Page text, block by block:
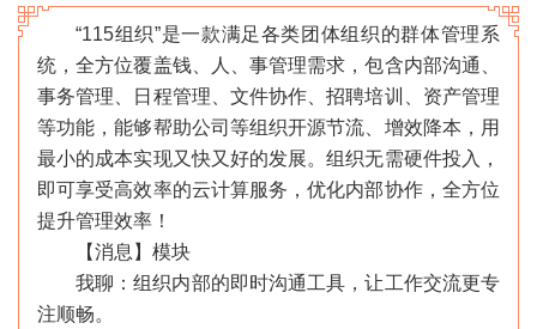
“115组织”是一款满足各类团体组织的群体管理系
统，全方位覆盖钱、人、事管理需求，包含内部沟通、
事务管理、日程管理、文件协作、招聘培训、资产管理
等功能，能够帮助公司等组织开源节流、增效降本，用
最小的成本实现又快又好的发展。组织无需硬件投入，
即可享受高效率的云计算服务，优化内部协作，全方位
提升管理效率！
【消息】模块
我聊：组织内部的即时沟通工具，让工作交流更专
注顺畅。
»